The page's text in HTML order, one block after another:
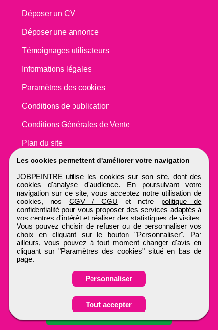
Obtenir ses
coordonnées
Les cookies permettent d'améliorer votre navigation
JOBPEINTRE utilise les cookies sur son site, dont des
cookies d'analyse d'audience. En poursuivant votre
navigation sur ce site, vous acceptez notre utilisation de
cookies, nos CGV / CGU et notre politique de
confidentialitépour vous proposer des services adaptés à
vos centres d'intérêt et réaliser des statistiques de visites.
Vous pouvez choisir de refuser ou de personnaliser vos
choix en cliquant sur le bouton "Personnaliser". Par
ailleurs, vous pouvez à tout moment changer d'avis en
cliquant sur "Paramètres des cookies" situé en bas de
page.
Personnaliser
Tout accepter
Déposer un CV
Déposer une annonce
Témoignages utilisateurs
Informations légales
Paramètres des cookies
Conditions de publication
Conditions Générales de Vente
Plan du site
JOBPEINTRE
Tous droits réservés © 1999 - 2026